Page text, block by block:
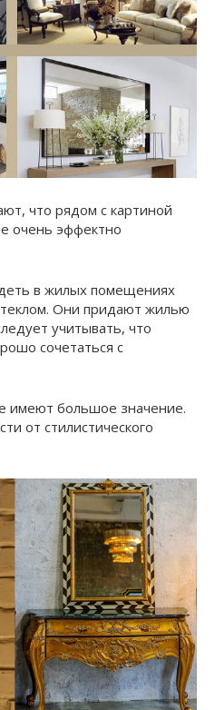
что рядом с картиной
очень эффектно
в жилых помещениях
Они придают жилью
учитывать, что
сочетаться с
имеют большое значение.
от стилистического